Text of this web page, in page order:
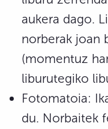
aukera dago.
norberak joan
(momentuz
liburutegiko
Fotomatoia:
du. Norbaitek